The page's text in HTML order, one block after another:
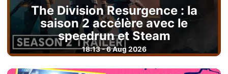
The Division Resurgence : la
saison 2 accélère avec le
speedrun et Steam
18:13 - 6 Aug 2026